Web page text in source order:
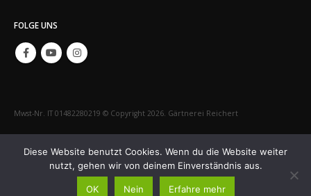
FOLGE UNS
Mwst-Nr. IT 01482280219 © Copyright 2026. Gärtnerei Reichert
Diese Website benutzt Cookies. Wenn du die Website weiter
nutzt, gehen wir von deinem Einverständnis aus.
OK Nein Erfahre mehr